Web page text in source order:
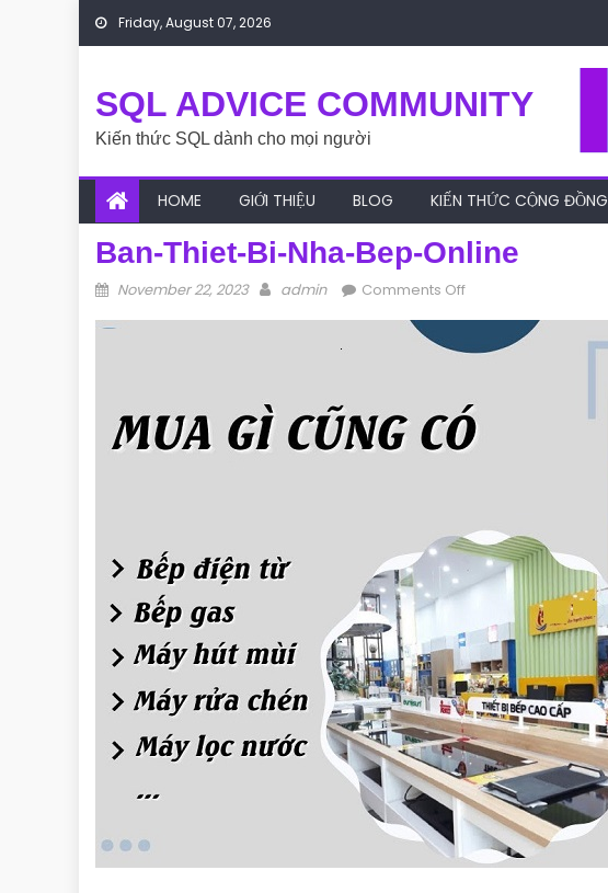
Skip to content
Friday, August 07, 2026
SQL ADVICE COMMUNITY
Kiến thức SQL dành cho mọi người
HOME GIỚI THIỆU BLOG KIẾN THỨC CỘNG ĐỒNG
Ban-Thiet-Bi-Nha-Bep-Online
Posted on
November 22, 2023 Author
admin Comments Off